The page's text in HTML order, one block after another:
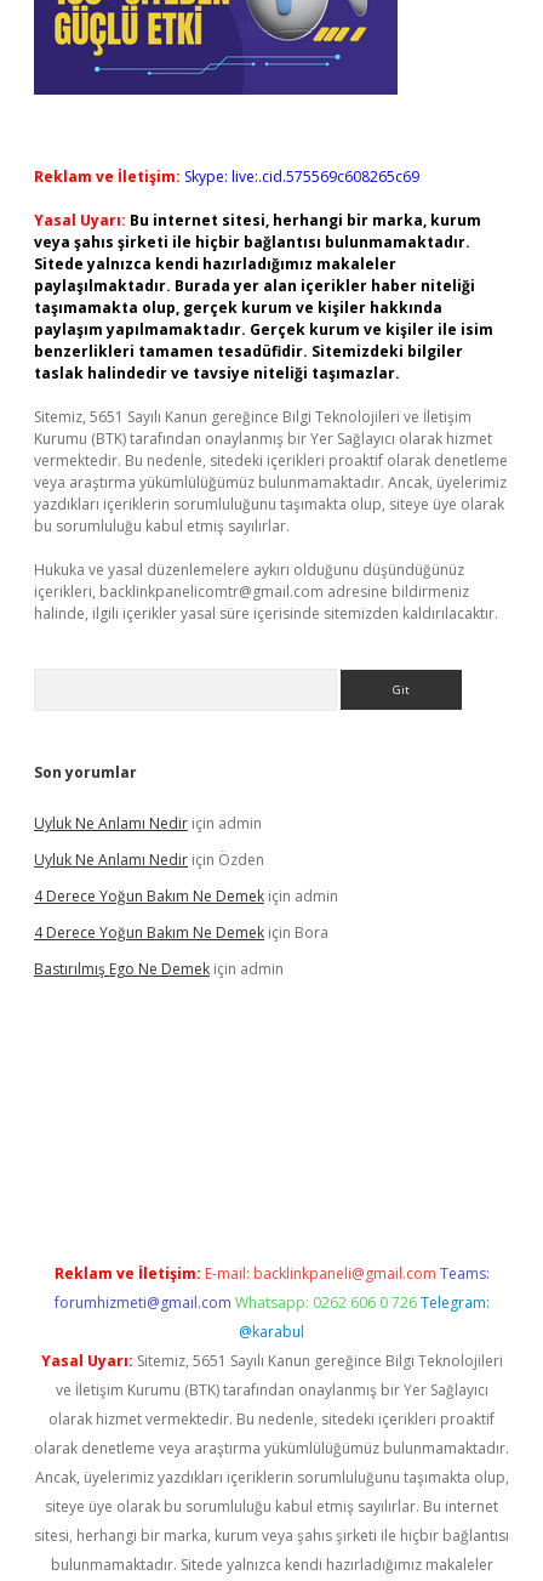
Reklam ve İletişim: Skype: live:.cid.575569c608265c69
Yasal Uyarı: Bu internet sitesi, herhangi bir marka, kurum
veya şahıs şirketi ile hiçbir bağlantısı bulunmamaktadır.
Sitede yalnızca kendi hazırladığımız makaleler
paylaşılmaktadır. Burada yer alan içerikler haber niteliği
taşımamakta olup, gerçek kurum ve kişiler hakkında
paylaşım yapılmamaktadır. Gerçek kurum ve kişiler ile isim
benzerlikleri tamamen tesadüfidir. Sitemizdeki bilgiler
taslak halindedir ve tavsiye niteliği taşımazlar.
Sitemiz, 5651 Sayılı Kanun gereğince Bilgi Teknolojileri ve İletişim
Kurumu (BTK) tarafından onaylanmış bir Yer Sağlayıcı olarak hizmet
vermektedir. Bu nedenle, sitedeki içerikleri proaktif olarak denetleme
veya araştırma yükümlülüğümüz bulunmamaktadır. Ancak, üyelerimiz
yazdıkları içeriklerin sorumluluğunu taşımakta olup, siteye üye olarak
bu sorumluluğu kabul etmiş sayılırlar.
Hukuka ve yasal düzenlemelere aykırı olduğunu düşündüğünüz
içerikleri, backlinkpanelicomtr@gmail.com adresine bildirmeniz
halinde, ilgili içerikler yasal süre içerisinde sitemizden kaldırılacaktır.
Son yorumlar
Uyluk Ne Anlamı Nedir için admin
Uyluk Ne Anlamı Nedir için Özden
4 Derece Yoğun Bakım Ne Demek için admin
4 Derece Yoğun Bakım Ne Demek için Bora
Bastırılmış Ego Ne Demek için admin
Reklam ve İletişim: E-mail: backlinkpaneli@gmail.com Teams:
forumhizmeti@gmail.com Whatsapp: 0262 606 0 726 Telegram:
@karabul
Yasal Uyarı: Sitemiz, 5651 Sayılı Kanun gereğince Bilgi Teknolojileri
ve İletişim Kurumu (BTK) tarafından onaylanmış bir Yer Sağlayıcı
olarak hizmet vermektedir. Bu nedenle, sitedeki içerikleri proaktif
olarak denetleme veya araştırma yükümlülüğümüz bulunmamaktadır.
Ancak, üyelerimiz yazdıkları içeriklerin sorumluluğunu taşımakta olup,
siteye üye olarak bu sorumluluğu kabul etmiş sayılırlar. Bu internet
sitesi, herhangi bir marka, kurum veya şahıs şirketi ile hiçbir bağlantısı
bulunmamaktadır. Sitede yalnızca kendi hazırladığımız makaleler